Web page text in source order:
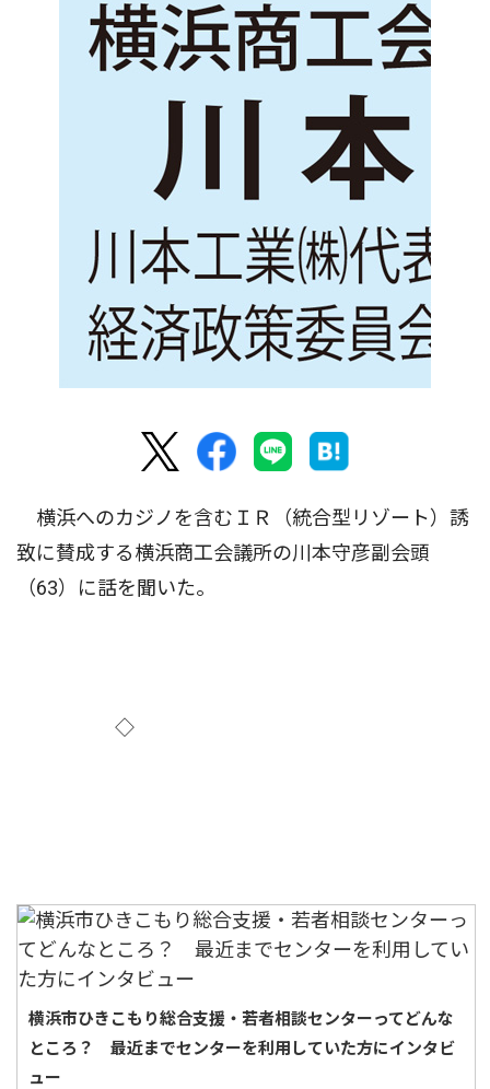
横浜へのカジノを含むＩＲ（統合型リゾート）誘
致に賛成する横浜商工会議所の川本守彦副会頭
（63）に話を聞いた。
◇
横浜市ひきこもり総合支援・若者相談センターってどんな
ところ？ 最近までセンターを利用していた方にインタビ
ュー